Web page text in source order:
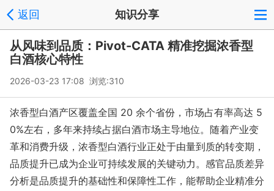
返回 知识分享
从风味到品质：Pivot-CATA 精准挖掘浓香型
白酒核心特性
2026-03-23 17:08 浏览:310
浓香型白酒产区覆盖全国 20 余个省份，市场占有率高达 5
0%左右，多年来持续占据白酒市场主导地位。随着产业变
革和消费升级，浓香型白酒行业正处于由量到质的转变期，
品质提升已成为企业可持续发展的关键动力。感官品质差异
分析是品质提升的基础性和保障性工作，能帮助企业精准分